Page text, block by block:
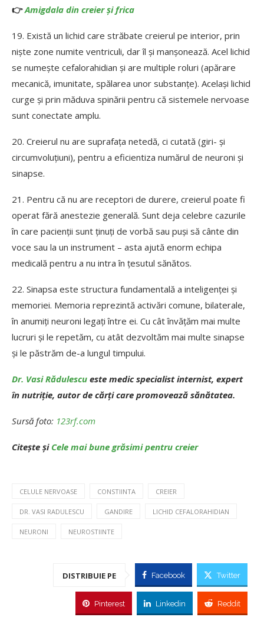
👉Amigdala din creier și frica
19. Există un lichid care străbate creierul pe interior, prin
niște zone numite ventriculi, dar îl și manșonează. Acel lichid
se numește cefalorahidian și are multiple roluri (apărare
mecanică, imunitate, spălarea unor substanțe). Același lichid
curge și prin măduva spinării pentru că sistemele nervoase
sunt conectate amplu.
20. Creierul nu are suprafața netedă, ci cutată (giri- și
circumvoluțiuni), pentru a eficientiza numărul de neuroni și
sinapse.
21. Pentru că nu are receptori de durere, creierul poate fi
operat fără anestezie generală. Sunt deja celebre cazurile
în care pacienții sunt ținuți de vorbă sau puși să cânte din
voce sau la un instrument – asta ajută enorm echipa
medicală pentru a nu intra în țesutul sănătos.
22. Sinapsa este structura fundamentală a inteligenței și
memoriei. Memoria reprezintă activări comune, bilaterale,
în anumiți neuroni legați între ei. Cu cât învățăm mai multe
lucruri și le repetăm, cu atât dezvoltăm mai multe sinapse
și le păstrăm de-a lungul timpului.
Dr. Vasi Rădulescu este medic specialist internist, expert
în nutriție, autor de cărți care promovează sănătatea.
Sursă foto: 123rf.com
Citește și Cele mai bune grăsimi pentru creier
CELULE NERVOASE CONSTIINTA CREIER
DR. VASI RADULESCU GANDIRE LICHID CEFALORAHIDIAN
NEURONI NEUROSTIINTE
DISTRIBUIE PE Facebook Twitter
Pinterest Linkedin Reddit